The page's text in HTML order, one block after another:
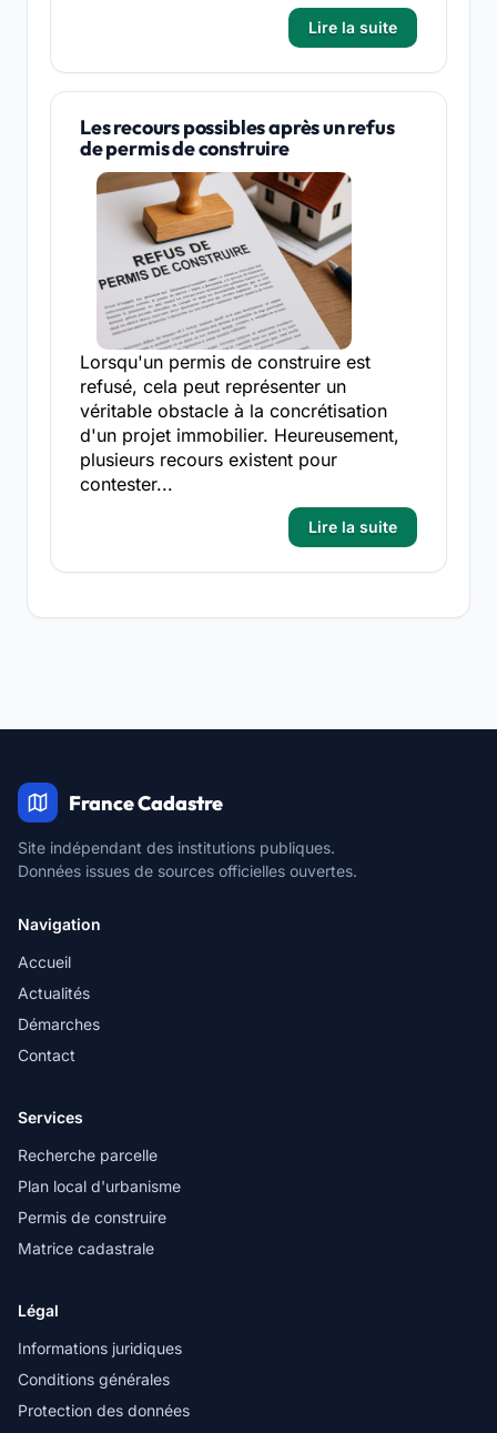
Lire la suite
Les recours possibles après un refus
de permis de construire
Lorsqu'un permis de construire est
refusé, cela peut représenter un
véritable obstacle à la concrétisation
d'un projet immobilier. Heureusement,
plusieurs recours existent pour
contester...
Lire la suite
France Cadastre
Site indépendant des institutions publiques.
Données issues de sources officielles ouvertes.
Navigation
Accueil
Actualités
Démarches
Contact
Services
Recherche parcelle
Plan local d'urbanisme
Permis de construire
Matrice cadastrale
Légal
Informations juridiques
Conditions générales
Protection des données